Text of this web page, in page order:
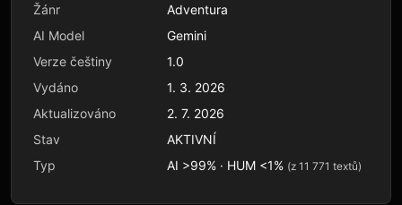
Žánr
Adventura
AI Model
Gemini
Verze češtiny
1.0
Vydáno
1. 3. 2026
Aktualizováno
2. 7. 2026
Stav
AKTIVNÍ
Typ
AI >99% · HUM <1% (z 11 771 textů)